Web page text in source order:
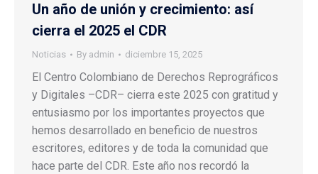
Un año de unión y crecimiento: así
cierra el 2025 el CDR
Noticias By admin diciembre 15, 2025
El Centro Colombiano de Derechos Reprográficos
y Digitales –CDR– cierra este 2025 con gratitud y
entusiasmo por los importantes proyectos que
hemos desarrollado en beneficio de nuestros
escritores, editores y de toda la comunidad que
hace parte del CDR. Este año nos recordó la